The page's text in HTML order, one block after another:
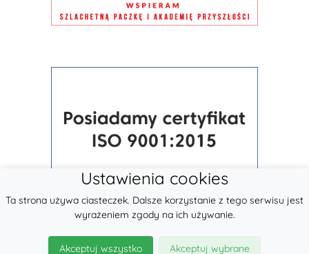
Ustawienia cookies
Ta strona używa ciasteczek. Dalsze korzystanie z tego serwisu jest
wyrażeniem zgody na ich używanie.
Akceptuj wszystko Akceptuj wybrane